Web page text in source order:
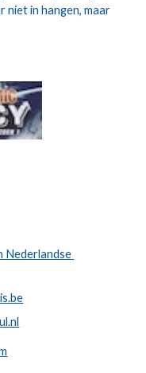
niet in hangen, maar
Nederlandse